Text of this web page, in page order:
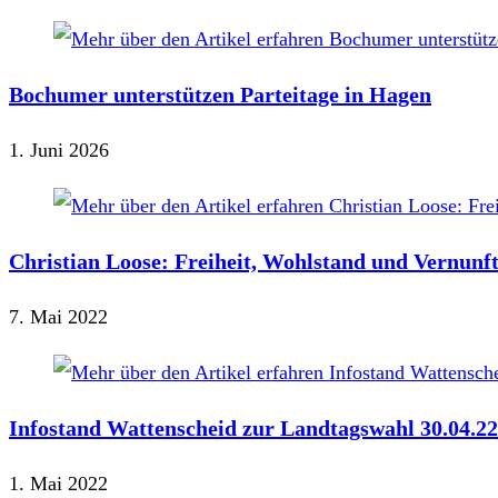
Bochumer unterstützen Parteitage in Hagen
1. Juni 2026
Christian Loose: Freiheit, Wohlstand und Vernunft
7. Mai 2022
Infostand Wattenscheid zur Landtagswahl 30.04.22
1. Mai 2022